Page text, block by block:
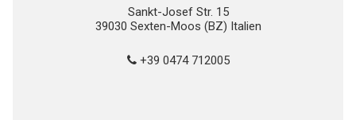
Sankt-Josef Str. 15
39030 Sexten-Moos (BZ) Italien
+39 0474 712005